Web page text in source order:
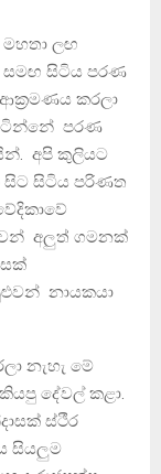
ලඟ
සිටිය පරණ
කරලා
පරණ
අපි කුලියට
සිට සිටිය පරිණත
අලුත් ගමනක්
නායකයා
නැහැ මේ
දේවල් කළා.
ස්ථීර
සියලුම